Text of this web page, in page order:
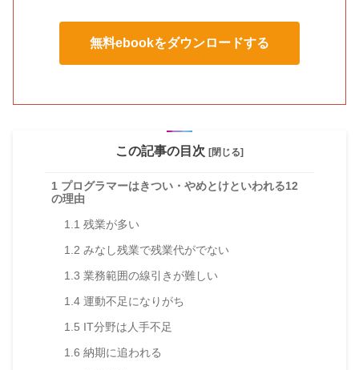
無料ebookをダウンロードする
この記事の目次 [閉じる]
1 プログラマーはきつい・やめとけといわれる12
の理由
1.1 残業が多い
1.2 みなし残業で残業代がでない
1.3 業務範囲の線引きが難しい
1.4 運動不足になりがち
1.5 IT分野は人手不足
1.6 納期に追われる